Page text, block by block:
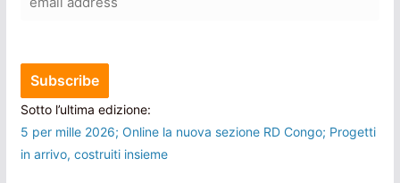
Sotto l’ultima edizione:
5 per mille 2026; Online la nuova sezione RD Congo; Progetti
in arrivo, costruiti insieme